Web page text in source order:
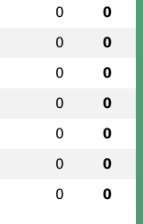
0 0
0 0
0 0
0 0
0 0
0 0
0 0